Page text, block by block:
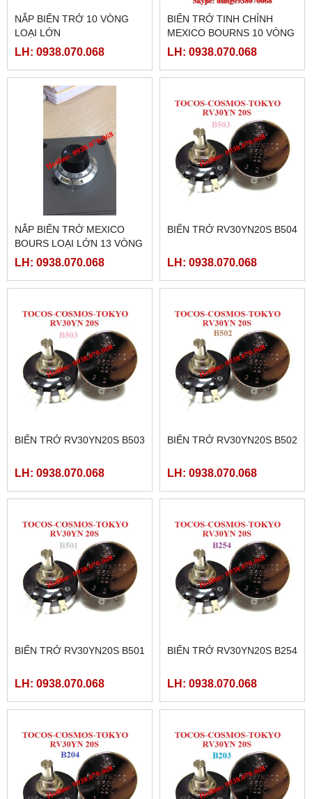
NẮP BIẾN TRỞ 10 VÒNG
LOẠI LỚN
LH: 0938.070.068
BIẾN TRỞ TINH CHỈNH
MEXICO BOURNS 10 VÒNG
( 1KOHM, 2KOHM, 5KHOM,
LH: 0938.070.068
NẮP BIẾN TRỞ MEXICO
BOURS LOẠI LỚN 13 VÒNG
LH: 0938.070.068
BIẾN TRỞ RV30YN20S B504
LH: 0938.070.068
BIẾN TRỞ RV30YN20S B503
LH: 0938.070.068
BIẾN TRỞ RV30YN20S B502
LH: 0938.070.068
BIẾN TRỞ RV30YN20S B501
LH: 0938.070.068
BIẾN TRỞ RV30YN20S B254
LH: 0938.070.068